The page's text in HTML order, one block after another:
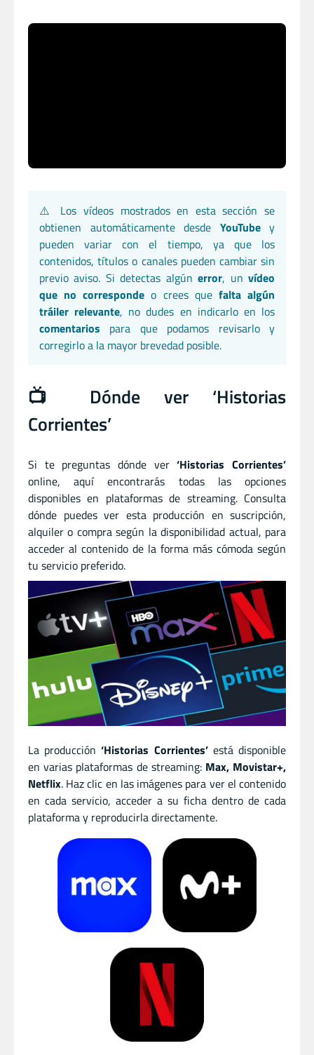
⚠️ Los vídeos mostrados en esta sección se
obtienen automáticamente desde YouTubey
pueden variar con el tiempo, ya que los
contenidos, títulos o canales pueden cambiar sin
previo aviso. Si detectas algúnerror, unvídeo
que no corresponde o crees que falta algún
tráiler relevante, no dudes en indicarlo en los
comentarios para que podamos revisarlo y
corregirlo a la mayor brevedad posible.
📺 Dónde ver ‘Historias
Corrientes’
Si te preguntas dónde ver‘Historias Corrientes’
online, aquí encontrarás todas las opciones
disponibles en plataformas de streaming. Consulta
dónde puedes ver esta producción en suscripción,
alquiler o compra según la disponibilidad actual, para
acceder al contenido de la forma más cómoda según
tu servicio preferido.
La producción‘Historias Corrientes’está disponible
en varias plataformas de streaming: Max, Movistar+,
Netflix. Haz clic en las imágenes para ver el contenido
en cada servicio, acceder a su ficha dentro de cada
plataforma y reproducirla directamente.